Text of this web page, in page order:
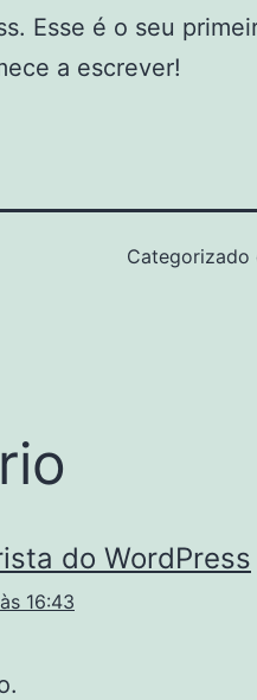
Esse é o seu
a escrever!
Categorizado
do WordPress
16:43